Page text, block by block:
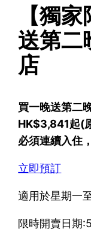
【獨
送第二
店
買一晚送第二
HK$3,841起(
必須連續入住
立即預訂
適用於星期一
限時開賣日期